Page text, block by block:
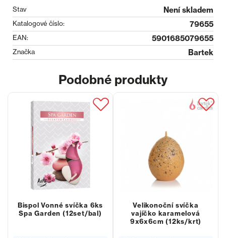
Stav Není skladem
Katalogové číslo: 79655
EAN: 5901685079655
Značka Bartek
Podobné produkty
Bispol Vonné svíčka 6ks
Spa Garden (12set/bal)
Velikonoční svíčka
vajíčko karamelová
9x6x6cm (12ks/krt)